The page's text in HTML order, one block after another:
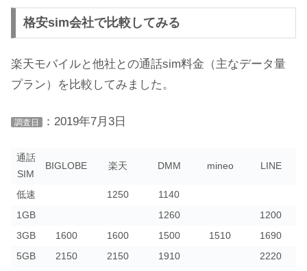
格安sim会社で比較してみる
楽天モバイルと他社との通話sim料金（主なデータ量
プラン）を比較してみました。
調査日 ：2019年7月3日
通話
SIM
BIGLOBE 楽天 DMM mineo LINE
低速 1250
1140
1GB
1260
1200
3GB
1600 1600 1500 1510
1690
5GB
2150 2150 1910
2220